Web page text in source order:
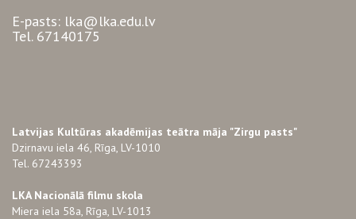
E-pasts: lka@lka.edu.lv
Tel. 67140175
Latvijas Kultūras akadēmijas teātra māja "Zirgu pasts"
Dzirnavu iela 46, Rīga, LV-1010
Tel. 67243393
LKA Nacionālā filmu skola
Miera iela 58a, Rīga, LV-1013